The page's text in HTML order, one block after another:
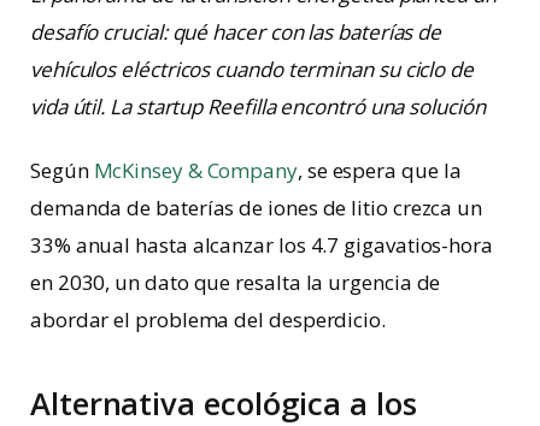
desafío crucial: qué hacer con las baterías de
vehículos eléctricos cuando terminan su ciclo de
vida útil. La startup Reefilla encontró una solución
Según McKinsey & Company, se espera que la
demanda de baterías de iones de litio crezca un
33% anual hasta alcanzar los 4.7 gigavatios-hora
en 2030, un dato que resalta la urgencia de
abordar el problema del desperdicio.
Alternativa ecológica a los